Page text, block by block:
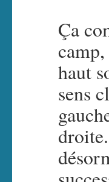
Ça
haut
sens